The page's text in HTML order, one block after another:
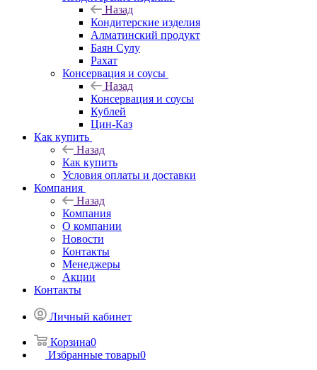
Назад
Кондитерские изделия
Алматинский продукт
Баян Сулу
Рахат
Консервация и соусы
Назад
Консервация и соусы
Кублей
Цин-Каз
Как купить
Назад
Как купить
Условия оплаты и доставки
Компания
Назад
Компания
О компании
Новости
Контакты
Менеджеры
Акции
Контакты
Личный кабинет
Корзина0
Избранные товары0